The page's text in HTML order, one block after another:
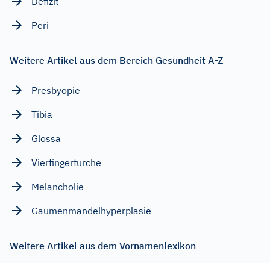
Peri
Weitere Artikel aus dem Bereich Gesundheit A-Z
Presbyopie
Tibia
Glossa
Vierfingerfurche
Melancholie
Gaumenmandelhyperplasie
Weitere Artikel aus dem Vornamenlexikon